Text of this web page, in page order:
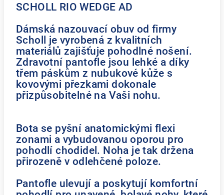
SCHOLL RIO WEDGE AD
Dámská nazouvací obuv od firmy
Scholl je vyrobená z kvalitních
materiálů zajišťuje pohodlné nošení.
Zdravotní pantofle jsou lehké a díky
třem páskům z nubukové kůže s
kovovými přezkami dokonale
přizpůsobitelné na Vaši nohu.
Bota se pyšní anatomickými flexi
zonami a vybudovanou oporou pro
pohodlí chodidel. Noha je tak držena
přirozeně v odlehčené poloze.
Pantofle ulevují a poskytují komfortní